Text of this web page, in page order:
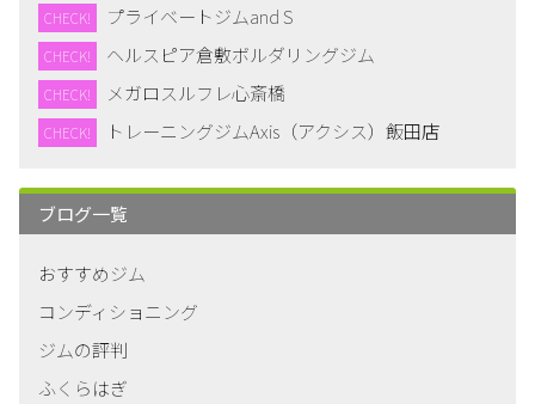
CHECK! プライベートジムand S
CHECK! ヘルスピア倉敷ボルダリングジム
CHECK! メガロスルフレ心斎橋
CHECK! トレーニングジムAxis（アクシス）飯田店
ブログ一覧
おすすめジム
コンディショニング
ジムの評判
ふくらはぎ